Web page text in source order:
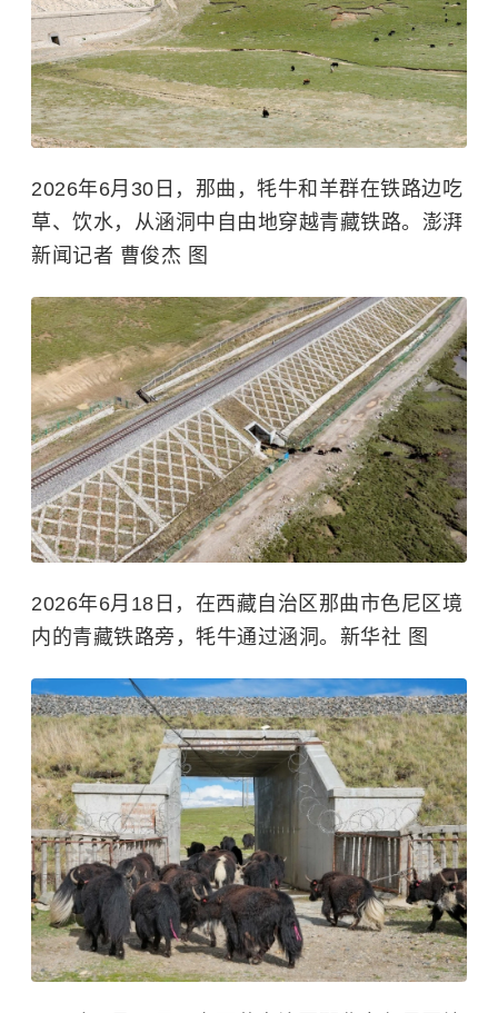
2026年6月30日，那曲，牦牛和羊群在铁路边吃
草、饮水，从涵洞中自由地穿越青藏铁路。澎湃
新闻记者 曹俊杰 图
2026年6月18日，在西藏自治区那曲市色尼区境
内的青藏铁路旁，牦牛通过涵洞。新华社 图